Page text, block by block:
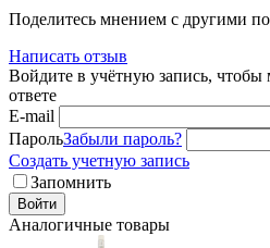
Поделитесь мнением с другими
Написать отзыв
Войдите в учётную запись,
ответе
E-mail
ПарольЗабыли пароль?
Создать учетную запись
Запомнить
Войти
Аналогичные товары